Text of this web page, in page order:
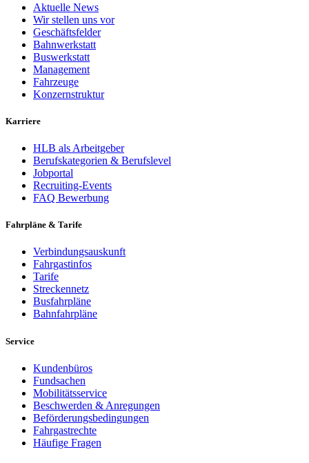
Aktuelle News
Wir stellen uns vor
Geschäftsfelder
Bahnwerkstatt
Buswerkstatt
Management
Fahrzeuge
Konzernstruktur
Karriere
HLB als Arbeitgeber
Berufskategorien & Berufslevel
Jobportal
Recruiting-Events
FAQ Bewerbung
Fahrpläne & Tarife
Verbindungsauskunft
Fahrgastinfos
Tarife
Streckennetz
Busfahrpläne
Bahnfahrpläne
Service
Kundenbüros
Fundsachen
Mobilitätsservice
Beschwerden & Anregungen
Beförderungsbedingungen
Fahrgastrechte
Häufige Fragen